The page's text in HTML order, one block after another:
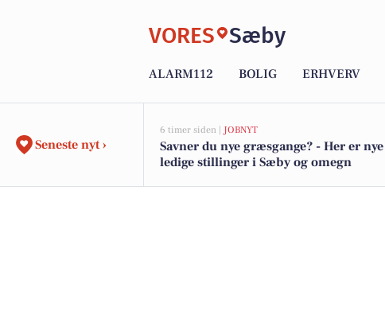
VORES Sæby
ALARM112 BOLIG ERHVERV
Seneste nyt ›
6 timer siden | JOBNYT
Savner du nye græsgange? - Her er nye
ledige stillinger i Sæby og omegn